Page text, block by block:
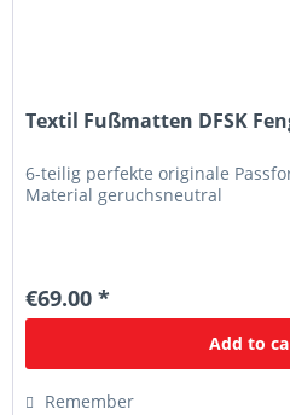
Textil Fußmatten DFSK
6-teilig perfekte originale
Material geruchsneutral
€69.00 *
Add to
Remember